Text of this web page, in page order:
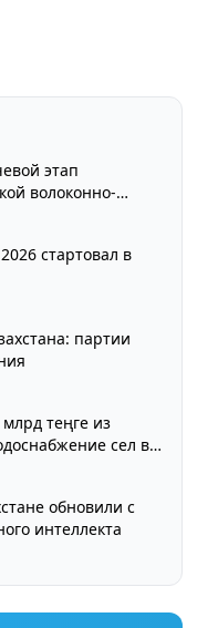
этап
волоконно-
стартовал в
партии
теңге из
сел в
обновили с
интеллекта